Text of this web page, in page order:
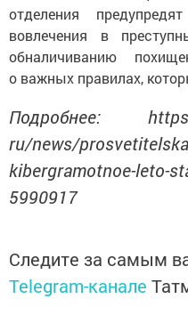
отделения
вовлечения в
обналичиванию
о важных правилах,
Подробнее:
ru/news/
kibergramotnoe-leto-
5990917
Следите за самым
Telegram-канале